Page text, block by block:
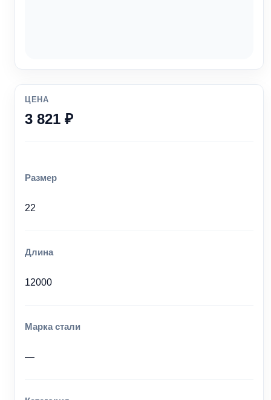
ЦЕНА
3 821 ₽
Размер
22
Длина
12000
Марка стали
—